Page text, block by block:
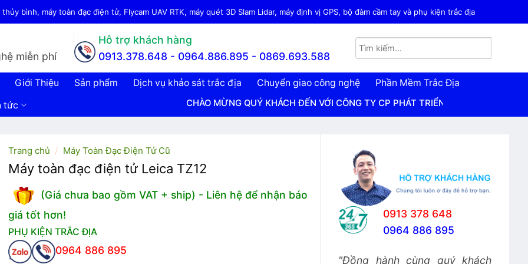
bình, máy toàn đạc điện tử, Flycam UAV RTK, máy quét 3D Slam Lidar, máy định vị GPS, bộ đàm cầm tay và phụ kiện trắc địa
miễn phí
Hỗ trợ khách hàng
0913.378.648 - 0964.886.895 - 0869.693.588
Giới Thiệu Sản phẩm Dịch vụ khảo sát trắc địa Chuyển giao công nghệ
Phần Mềm Trắc Địa
tức
CHÀO MỪNG QUÝ KHÁCH ĐẾN VỚI CÔNG TY CP PHÁT TRIỂN CÔNG NGHỆ TRẮC ĐỊA VIỆT
0913 378 648
0964 886 895
"Đồng hành cùng quý khách
Trang chủ / Máy Toàn Đạc Điện Tử Cũ
Máy toàn đạc điện tử Leica TZ12
(Giá chưa bao gồm VAT + ship) - Liên hệ để nhận báo
giá tốt hơn!
PHỤ KIỆN TRẮC ĐỊA
0964 886 895